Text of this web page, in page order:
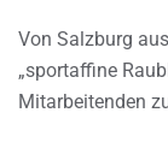
Von Salzburg
„sportaffine
Mitarbeitenden